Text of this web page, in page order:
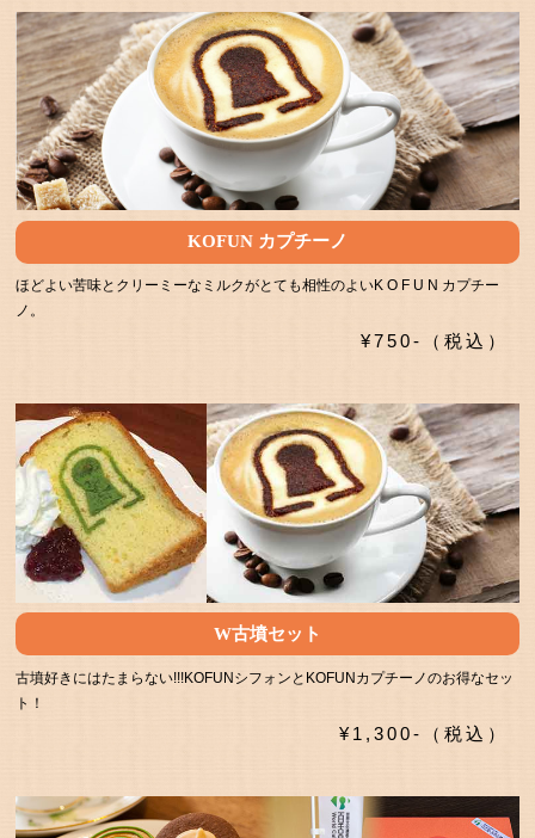
KOFUN カプチーノ
ほどよい苦味とクリーミーなミルクがとても相性のよいK O F U N カプチー
ノ。
¥750-（税込）
W古墳セット
古墳好きにはたまらない!!!KOFUNシフォンとKOFUNカプチーノのお得なセッ
ト！
¥1,300-（税込）